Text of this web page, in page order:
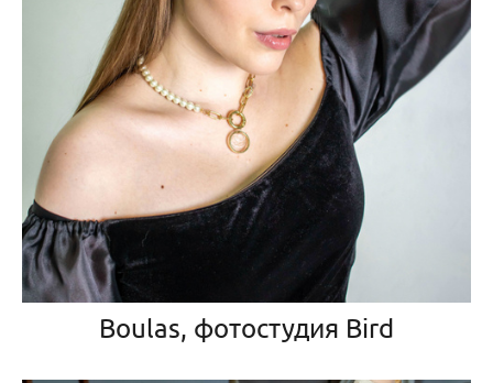
Boulas, фотостудия Bird